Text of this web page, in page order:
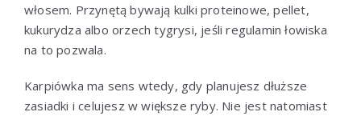
włosem. Przynętą bywają kulki proteinowe, pellet,
kukurydza albo orzech tygrysi, jeśli regulamin łowiska
na to pozwala.
Karpiówka ma sens wtedy, gdy planujesz dłuższe
zasiadki i celujesz w większe ryby. Nie jest natomiast